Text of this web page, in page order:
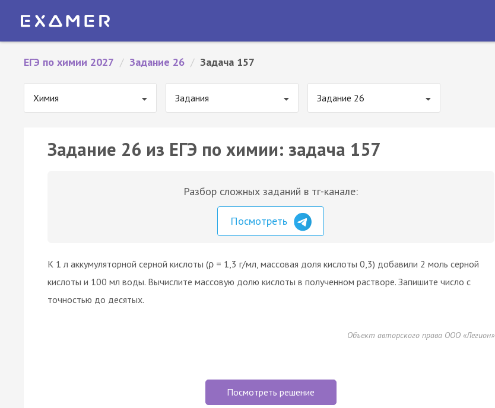
ЕГЭ по химии 2027 / Задание 26 / Задача 157
Химия Задания Задание 26
Задание 26 из ЕГЭ по химии: задача 157
Разбор сложных заданий в тг-канале:
Посмотреть
К 1 л аккумуляторной серной кислоты (ρ = 1,3 г/мл, массовая доля кислоты 0,3) добавили 2 моль серной
кислоты и 100 мл воды. Вычислите массовую долю кислоты в полученном растворе. Запишите число с
точностью до десятых.
Объект авторского права ООО «Легион»
Посмотреть решение